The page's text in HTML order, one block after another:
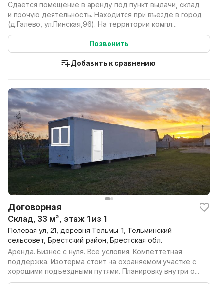
Сдаётся помещение в аренду под пункт выдачи, склад
и прочую деятельность. Находится при въезде в город
(д.Галево, ул.Пинская,96). На территории компл...
Позвонить
Добавить к сравнению
Договорная
Склад, 33 м², этаж 1 из 1
Полевая ул, 21, деревня Тельмы-1, Тельминский
сельсовет, Брестский район, Брестская обл.
Аренда. Бизнес с нуля. Все условия. Компеттетная
поддержка. Изотерма стоит на охраняемом участке с
хорошими подъездными путями. Планировку внутри о...